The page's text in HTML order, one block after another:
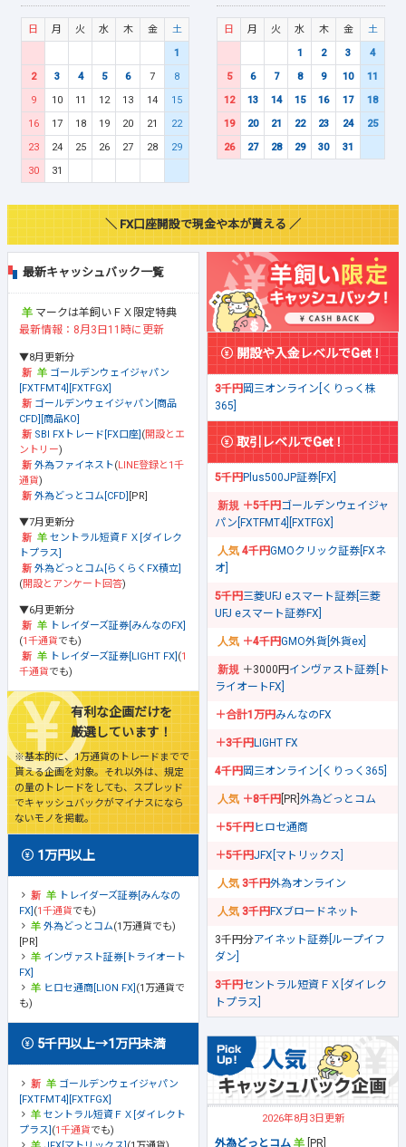
日 月 火 水 木 金
土
1
2
3 4 5 6 7
8
9
10 11 12 13 14
15
16
17 18 19 20 21
22
23
24 25 26 27 28
29
30
31
日 月 火 水 木 金
土
1
2 3
4
5
6 7 8 9 10
11
12
13 14 15 16 17
18
19
20 21 22 23 24
25
26
27 28 29 30 31
＼ FX口座開設で現金や本が貰える ／
最新キャッシュバック一覧
マークは羊飼いＦＸ限定特典
最新情報：8月3日11時に更新
▼8月更新分
ゴールデンウェイジャパン
[FXTFMT4][FXTFGX]
ゴールデンウェイジャパン[商品
CFD][商品KO]
SBI FXトレード[FX口座] (開設とエ
ントリー)
外為ファイネスト(LINE登録と1千
通貨)
外為どっとコム[CFD] [PR]
▼7月更新分
セントラル短資ＦＸ[ダイレク
トプラス]
外為どっとコム[らくらくFX積立]
(開設とアンケート回答)
▼6月更新分
トレイダーズ証券[みんなのFX]
(1千通貨でも)
トレイダーズ証券[LIGHT FX] (1
千通貨でも)
有利な企画だけを
厳選しています！
※基本的に、1万通貨のトレードまでで
貰える企画を対象。それ以外は、規定
の量のトレードをしても、スプレッド
でキャッシュバックがマイナスになら
ないモノを掲載。
1万円以上
トレイダーズ証券[みんなの
FX] (1千通貨でも)
外為どっとコム(1万通貨でも)
[PR]
インヴァスト証券[トライオート
FX]
ヒロセ通商[LION FX] (1万通貨で
も)
5千円以上→1万円未満
ゴールデンウェイジャパン
[FXTFMT4][FXTFGX]
セントラル短資ＦＸ[ダイレクト
プラス] (1千通貨でも)
開設や入金レベルでGet！
3千円岡三オンライン[くりっく株
365]
取引レベルでGet！
5千円Plus500JP証券[FX]
＋5千円ゴールデンウェイジャ
パン[FXTFMT4][FXTFGX]
4千円GMOクリック証券[FXネ
オ]
5千円三菱UFJ eスマート証券[三菱
UFJ eスマート証券FX]
＋4千円GMO外貨[外貨ex]
＋3000円 インヴァスト証券[ト
ライオートFX]
＋合計1万円みんなのFX
＋3千円LIGHT FX
4千円岡三オンライン[くりっく365]
＋8千円 [PR] 外為どっとコム
＋5千円ヒロセ通商
＋5千円JFX[マトリックス]
3千円外為オンライン
3千円FXブロードネット
3千円分アイネット証券[ループイフ
ダン]
3千円セントラル短資ＦＸ[ダイレク
トプラス]
2026年8月3日更新
外為どっとコム [PR]